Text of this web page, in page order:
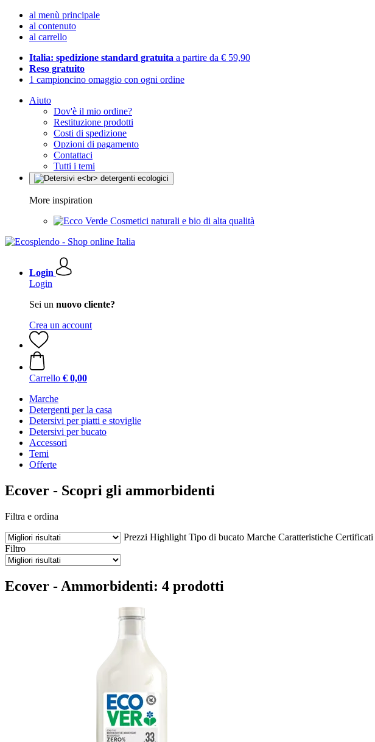
al menù principale
al contenuto
al carrello
Italia: spedizione standard gratuita a partire da € 59,90
Reso gratuito
1 campioncino omaggio con ogni ordine
Aiuto
Dov'è il mio ordine?
Restituzione prodotti
Costi di spedizione
Opzioni di pagamento
Contattaci
Tutti i temi
More inspiration
Cosmetici naturali e bio di alta qualità
Login
Login
Sei un nuovo cliente?
Crea un account
Carrello € 0,00
Marche
Detergenti per la casa
Detersivi per piatti e stoviglie
Detersivi per bucato
Accessori
Temi
Offerte
Ecover - Scopri gli ammorbidenti
Filtra e ordina
Prezzi Highlight Tipo di bucato Marche Caratteristiche Certificati
Filtro
Ecover - Ammorbidenti: 4 prodotti